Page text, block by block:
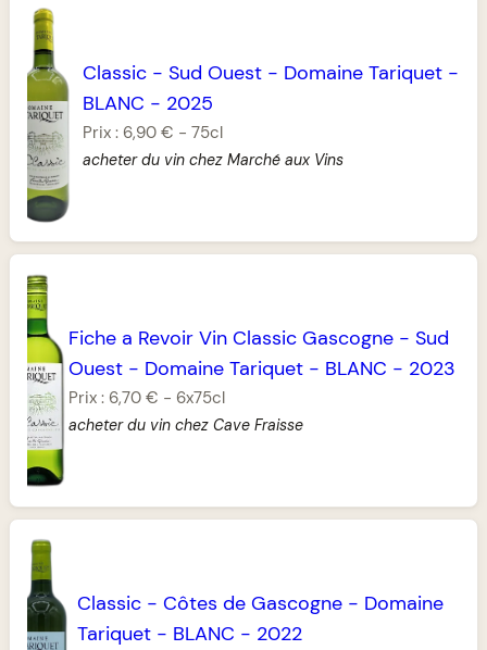
Classic- Sud Ouest- Domaine Tariquet-
BLANC - 2025
Prix : 6,90 € - 75cl
acheter du vin chez Marché aux Vins
Fiche a Revoir Vin Classic Gascogne -Sud
Ouest - Domaine Tariquet - BLANC - 2023
Prix : 6,70 € - 6x75cl
acheter du vin chez Cave Fraisse
Classic- Côtes de Gascogne- Domaine
Tariquet- BLANC - 2022